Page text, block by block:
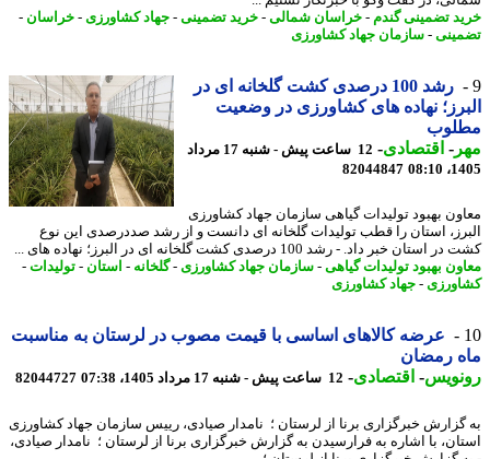
تضمینی گندم-خراسان شمالی-خرید تضمینی-جهاد کشاورزی- خراسان-
-سازمان جهاد کشاورزی
رشد 100 درصدی کشت گلخانه ای در
نهاده های کشاورزی در وضعیت
-اقتصادی-
12 ساعت پیش - شنبه 17 مرداد
82044847
بهبود تولیدات گیاهی سازمان جهاد کشاورزی
استان را قطب تولیدات گلخانه ای دانست و از رشد صددرصدی این نوع
خبر داد. - رشد 100 درصدی کشت گلخانه ای در البرز؛ نهاده های ...
بهبود تولیدات گیاهی-سازمان جهاد کشاورزی- گلخانه-استان-تولیدات-
- جهاد کشاورزی
عرضه کالاهای اساسی با قیمت مصوب در لرستان به مناسبت
رمضان
-اقتصادی-12 ساعت پیش - شنبه 17 مرداد 1405، 07:38 82044727
خبرگزاری برنا از لرستان ؛ نامدار صیادی، رییس سازمان جهاد کشاورزی
با اشاره به فرارسیدن به گزارش خبرگزاری برنا از لرستان ؛ نامدار صیادی،